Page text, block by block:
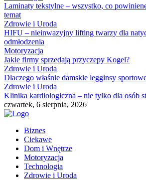
Laminaty tekstylne – wszystko, co
temat
Zdrowie i Uroda
HIFU – nieinwazyjny lifting twarzy dla
odmłodzenia
Motoryzacja
Jakie firmy sprzedają przyczepy Kogel?
Zdrowie i Uroda
Dlaczego właśnie damskie legginsy
Zdrowie i Uroda
Klinika kardiologiczna – nie tylko dla osób
czwartek, 6 sierpnia, 2026
Biznes
Ciekawe
Dom i Wnętrze
Motoryzacja
Technologia
Zdrowie i Uroda